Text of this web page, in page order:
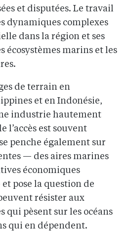
et disputées. Le travail
dynamiques complexes
dans la région et ses
écosystèmes marins et les
de terrain en
et en Indonésie,
industrie hautement
l’accès est souvent
penche également sur
— des aires marines
économiques
pose la question de
résister aux
qui pèsent sur les océans
qui en dépendent.